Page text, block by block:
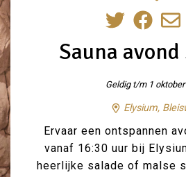
Sauna
Geldig t/m 1
Elysium,
Ervaar een ontspannen
vanaf 16:30 uur bij
heerlijke salade of malse